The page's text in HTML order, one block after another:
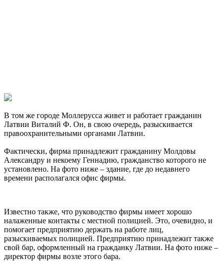
В том же городе Моллерусса живет и работает гражданин
Латвии Виталий Ф. Он, в свою очередь, разыскивается
правоохранительными органами Латвии.
Фактически, фирма принадлежит гражданину Молдовы
Александру и некоему Геннадию, гражданство которого не
установлено. На фото ниже – здание, где до недавнего
времени располагался офис фирмы.
Известно также, что руководство фирмы имеет хорошо
налаженные контакты с местной полицией. Это, очевидно, и
помогает предприятию держать на работе лиц,
разыскиваемых полицией. Предприятию принадлежит также
свой бар, оформленный на гражданку Латвии. На фото ниже –
директор фирмы возле этого бара.